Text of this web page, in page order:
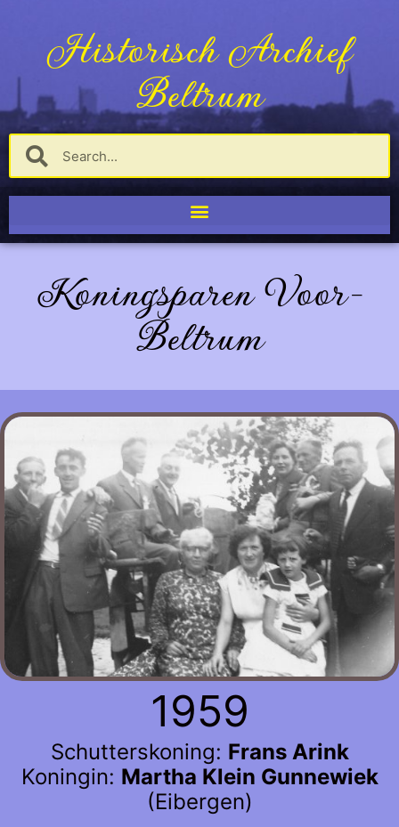
Historisch Archief
Beltrum
Koningsparen Voor-
Beltrum
1959
Schutterskoning: Frans Arink
Koningin: Martha Klein Gunnewiek
(Eibergen)